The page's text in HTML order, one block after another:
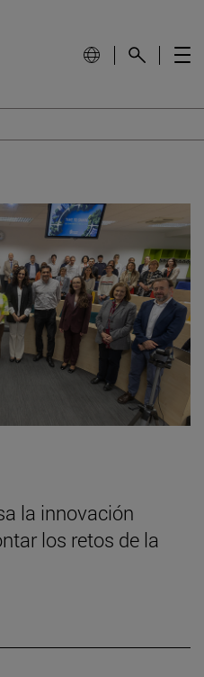
la innovación
los retos de la